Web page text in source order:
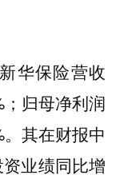
华保险营收
归母净利润
。其在财报中
业绩同比增